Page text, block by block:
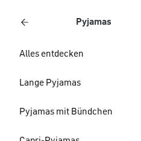
Pyjamas
Alles entdecken
Lange Pyjamas
Pyjamas mit Bündchen